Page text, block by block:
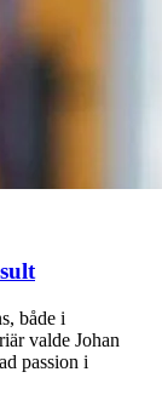
både i
valde Johan
passion i